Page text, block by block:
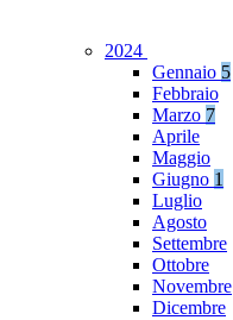
2024
Gennaio 5
Febbraio
Marzo 7
Aprile
Maggio
Giugno 1
Luglio
Agosto
Settembre
Ottobre
Novembre
Dicembre